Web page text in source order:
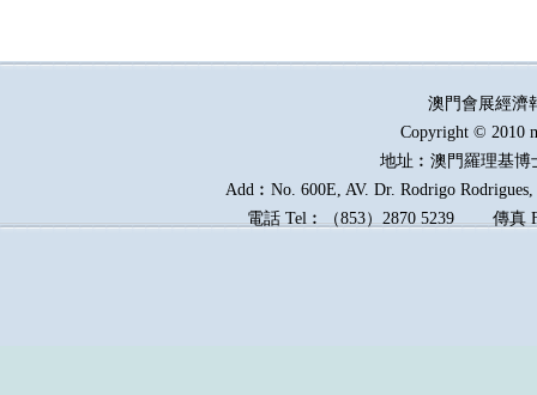
澳門會展經
Copyright © 2010
地址︰澳門羅理基博
Add︰No. 600E, AV. Dr. Rodrigo
電話 Tel︰（853）2870 5239傳真